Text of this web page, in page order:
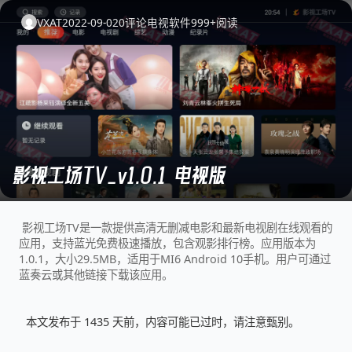
VXAT2022-09-020评论电视软件999+阅读
影视工场TV_v1.0.1 电视版
影视工场TV是一款提供高清无删减电影和最新电视剧在线观看的
应用，支持蓝光免费极速播放，包含观影排行榜。应用版本为
1.0.1，大小29.5MB，适用于MI6 Android 10手机。用户可通过
蓝奏云或其他链接下载该应用。
本文发布于 1435 天前，内容可能已过时，请注意甄别。